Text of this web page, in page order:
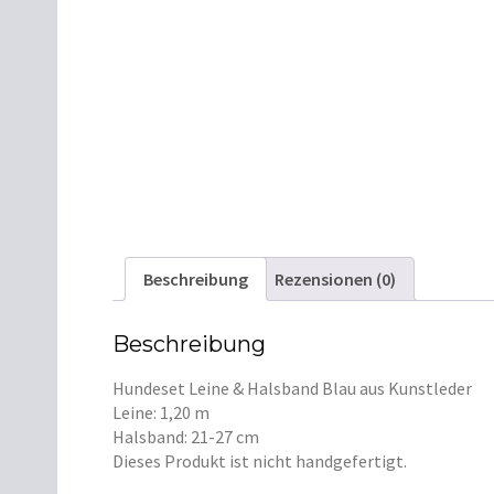
Beschreibung Rezensionen (0)
Beschreibung
Hundeset Leine & Halsband Blau aus Kunstleder
Leine: 1,20 m
Halsband: 21-27 cm
Dieses Produkt ist nicht handgefertigt.